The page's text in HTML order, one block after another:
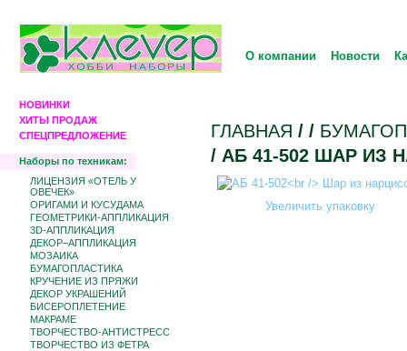
О компании Новости
НОВИНКИ
ХИТЫ ПРОДАЖ
СПЕЦПРЕДЛОЖЕНИЕ
Наборы по техникам:
ЛИЦЕНЗИЯ «ОТЕЛЬ У
ОВЕЧЕК»
ОРИГАМИ И КУСУДАМА
ГЕОМЕТРИКИ-АППЛИКАЦИЯ
3D-АППЛИКАЦИЯ
ДЕКОР–АППЛИКАЦИЯ
МОЗАИКА
БУМАГОПЛАСТИКА
КРУЧЕНИЕ ИЗ ПРЯЖИ
ДЕКОР УКРАШЕНИЙ
БИCЕРОПЛЕТЕНИЕ
МАКРАМЕ
ТВОРЧЕСТВО-АНТИСТРЕСС
ТВОРЧЕСТВО ИЗ ФЕТРА
ГЛАВНАЯ / /
/ АБ 41-502 ШАР ИЗ
Увеличить упаковку